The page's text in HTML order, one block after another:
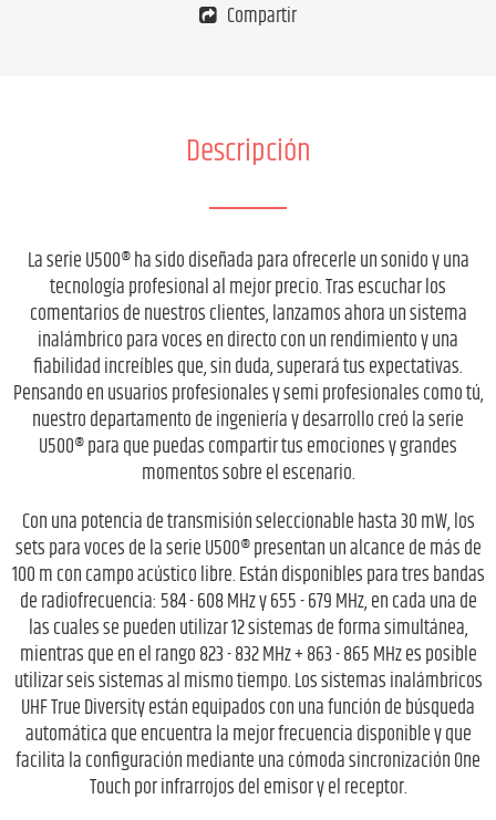
Compartir
Descripción
La serie U500® ha sido diseñada para ofrecerle un sonido y una
tecnología profesional al mejor precio. Tras escuchar los
comentarios de nuestros clientes, lanzamos ahora un sistema
inalámbrico para voces en directo con un rendimiento y una
fiabilidad increíbles que, sin duda, superará tus expectativas.
Pensando en usuarios profesionales y semi profesionales como tú,
nuestro departamento de ingeniería y desarrollo creó la serie
U500® para que puedas compartir tus emociones y grandes
momentos sobre el escenario.
Con una potencia de transmisión seleccionable hasta 30 mW, los
sets para voces de la serie U500® presentan un alcance de más de
100 m con campo acústico libre. Están disponibles para tres bandas
de radiofrecuencia: 584 - 608 MHz y 655 - 679 MHz, en cada una de
las cuales se pueden utilizar 12 sistemas de forma simultánea,
mientras que en el rango 823 - 832 MHz + 863 - 865 MHz es posible
utilizar seis sistemas al mismo tiempo. Los sistemas inalámbricos
UHF True Diversity están equipados con una función de búsqueda
automática que encuentra la mejor frecuencia disponible y que
facilita la configuración mediante una cómoda sincronización One
Touch por infrarrojos del emisor y el receptor.